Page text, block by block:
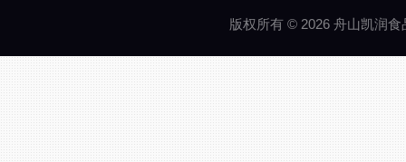
版权所有 © 2026 舟山凯润